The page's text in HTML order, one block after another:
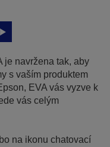
je navržena tak, aby
s vaším produktem
EVA vás vyzve k
vás celým
na ikonu chatovací